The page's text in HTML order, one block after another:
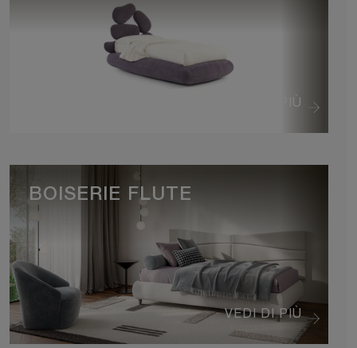
VEDI DI PIÙ
VEDI DI PIÙ
BOISERIE FLUTE